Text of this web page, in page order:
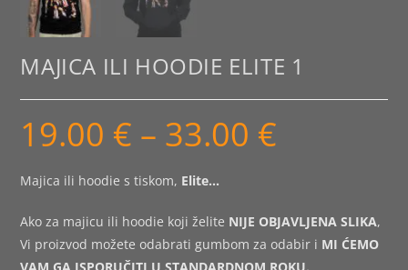
MAJICA ILI HOODIE ELITE 1
19.00 € – 33.00 €
Majica ili hoodie s tiskom, Elite…
Ako za majicu ili hoodie koji želite NIJE OBJAVLJENA SLIKA,
Vi proizvod možete odabrati gumbom za odabir i MI ĆEMO